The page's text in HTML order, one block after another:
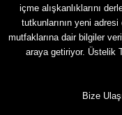
içme alışkanlıklarını
tutkunlarının yeni
mutfaklarına dair bilgiler
araya getiriyor. Üstelik
Bize